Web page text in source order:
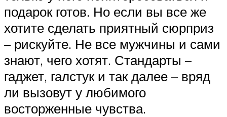
подарок готов. Но если вы все же
хотите сделать приятный сюрприз
– рискуйте. Не все мужчины и сами
знают, чего хотят. Стандарты –
гаджет, галстук и так далее – вряд
ли вызовут у любимого
восторженные чувства.